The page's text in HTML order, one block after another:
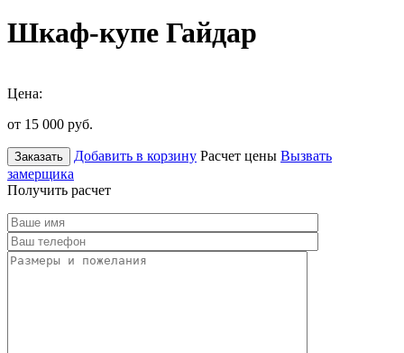
Шкаф-купе Гайдар
Цена:
от 15 000 руб.
Заказать Добавить в корзину Расчет цены Вызвать
замерщика
Получить расчет